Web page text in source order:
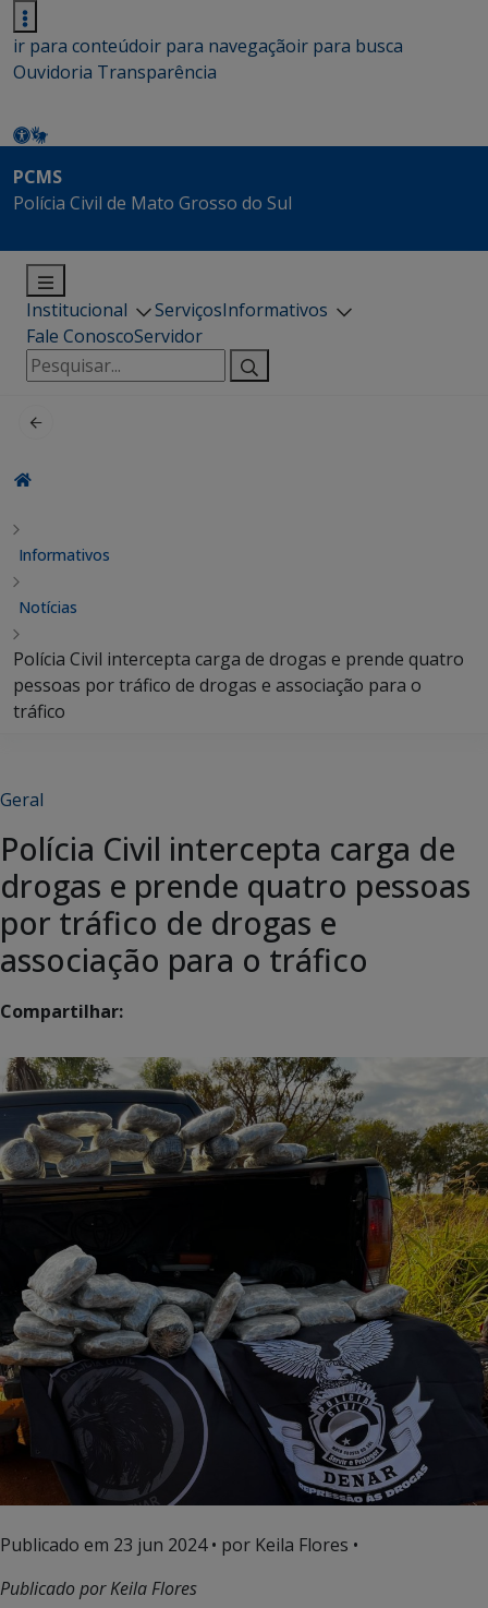
ir para conteúdoir para navegaçãoir para busca
Ouvidoria Transparência
PCMS
Polícia Civil de Mato Grosso do Sul
Institucional ServiçosInformativos
Fale ConoscoServidor
Pesquisar
por:
Informativos
Notícias
Polícia Civil intercepta carga de drogas e prende quatro
pessoas por tráfico de drogas e associação para o
tráfico
Geral
Polícia Civil intercepta carga de
drogas e prende quatro pessoas
por tráfico de drogas e
associação para o tráfico
Compartilhar:
Publicado em 23 jun 2024• por Keila Flores •
Publicado por Keila Flores